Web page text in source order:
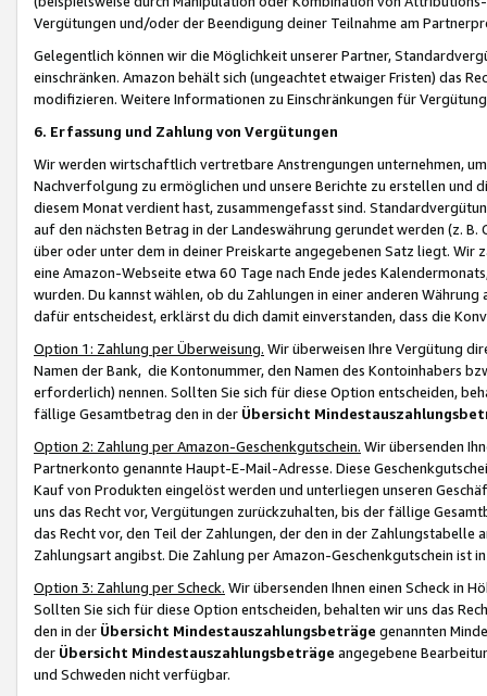
Vergütungen und/oder der Beendigung deiner Teilnahme am
Gelegentlich können wir die Möglichkeit unserer Partner,
einschränken. Amazon behält sich (ungeachtet etwaiger Fristen) das
modifizieren. Weitere Informationen zu Einschränkungen für
6. Erfassung und Zahlung von Vergütungen
Wir werden wirtschaftlich vertretbare Anstrengungen unternehmen,
Nachverfolgung zu ermöglichen und unsere Berichte zu erstellen und
diesem Monat verdient hast, zusammengefasst sind.
auf den nächsten Betrag in der Landeswährung gerundet werden (z.
über oder unter dem in deiner Preiskarte angegebenen Satz liegt.
eine Amazon-Webseite etwa 60 Tage nach Ende jedes
wurden. Du kannst wählen, ob du Zahlungen in einer anderen
dafür entscheidest, erklärst du dich damit einverstanden, dass die
Option 1: Zahlung per Überweisung. Wir überweisen Ihre Vergütung
Namen der Bank, die Kontonummer, den Namen des Kontoinhabers
erforderlich) nennen. Sollten Sie sich für diese Option entscheiden,
fällige Gesamtbetrag den in der Übersicht
Option 2: Zahlung per Amazon-Geschenkgutschein. Wir übersenden
Partnerkonto genannte Haupt-E-Mail-Adresse. Diese
Kauf von Produkten eingelöst werden und unterliegen unseren
uns das Recht vor, Vergütungen zurückzuhalten, bis der fällige
das Recht vor, den Teil der Zahlungen, der den in der
Zahlungsart angibst. Die Zahlung per Amazon-Geschenkgutschein ist
Option 3: Zahlung per Scheck. Wir übersenden Ihnen einen Scheck in
Sollten Sie sich für diese Option entscheiden, behalten wir uns das
den in der Übersicht Mindestauszahlungsbeträge genannten
der Übersicht Mindestauszahlungsbeträge angegebene
und Schweden nicht verfügbar.